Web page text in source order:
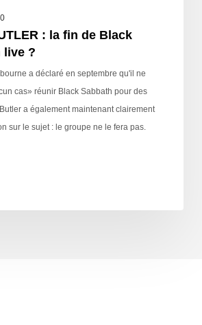
: la fin de Black
live ?
a déclaré en septembre qu'il ne
cas» réunir Black Sabbath pour des
a également maintenant clairement
sur le sujet : le groupe ne le fera pas.